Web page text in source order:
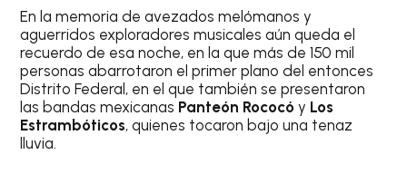
En la memoria de avezados melómanos y
aguerridos exploradores musicales aún queda el
recuerdo de esa noche, en la que más de 150 mil
personas abarrotaron el primer plano del entonces
Distrito Federal, en el que también se presentaron
las bandas mexicanas Panteón Rococó y Los
Estrambóticos, quienes tocaron bajo una tenaz
lluvia.